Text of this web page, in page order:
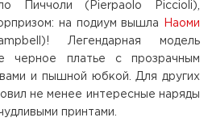
Пиччоли (Pierpaolo Piccioli),
на подиум вышла
Наоми
Легендарная модель
черное платье с прозрачным
и пышной юбкой. Для других
не менее интересные наряды
принтами.